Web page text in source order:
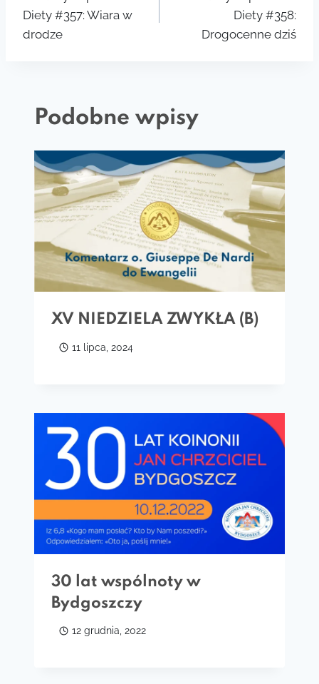
Diety #357: Wiara w
drodze
Diety #358:
Drogocenne dziś
Podobne wpisy
XV NIEDZIELA ZWYKŁA (B)
11 lipca, 2024
30 lat wspólnoty w
Bydgoszczy
12 grudnia, 2022